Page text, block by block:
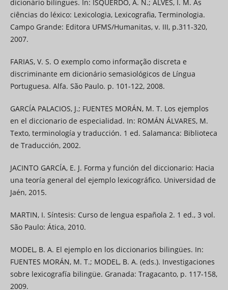
dicionário bilíngues. In: ISQUERDO, A. N.; ALVES, I. M. As
ciências do léxico: Lexicologia, Lexicografia, Terminologia.
Campo Grande: Editora UFMS/Humanitas, v. III, p.311-320,
2007.
FARIAS, V. S. O exemplo como informação discreta e
discriminante em dicionário semasiológicos de Língua
Portuguesa. Alfa. São Paulo. p. 101-122, 2008.
GARCÍA PALACIOS, J.; FUENTES MORÁN, M. T. Los ejemplos
en el diccionario de especialidad. In: ROMÁN ÁLVARES, M.
Texto, terminología y traducción. 1 ed. Salamanca: Biblioteca
de Traducción, 2002.
JACINTO GARCÍA, E. J. Forma y función del diccionario: Hacia
una teoría general del ejemplo lexicográfico. Universidad de
Jaén, 2015.
MARTIN, I. Síntesis: Curso de lengua española 2. 1 ed., 3 vol.
São Paulo: Ática, 2010.
MODEL, B. A. El ejemplo en los diccionarios bilingües. In:
FUENTES MORÁN, M. T.; MODEL, B. A. (eds.). Investigaciones
sobre lexicografía bilingüe. Granada: Tragacanto, p. 117-158,
2009.